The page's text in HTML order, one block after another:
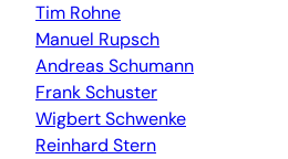
Tim Rohne
Manuel Rupsch
Andreas Schumann
Frank Schuster
Wigbert Schwenke
Reinhard Stern